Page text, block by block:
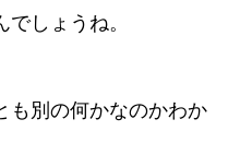
しょうね。
も別の何かなのかわか